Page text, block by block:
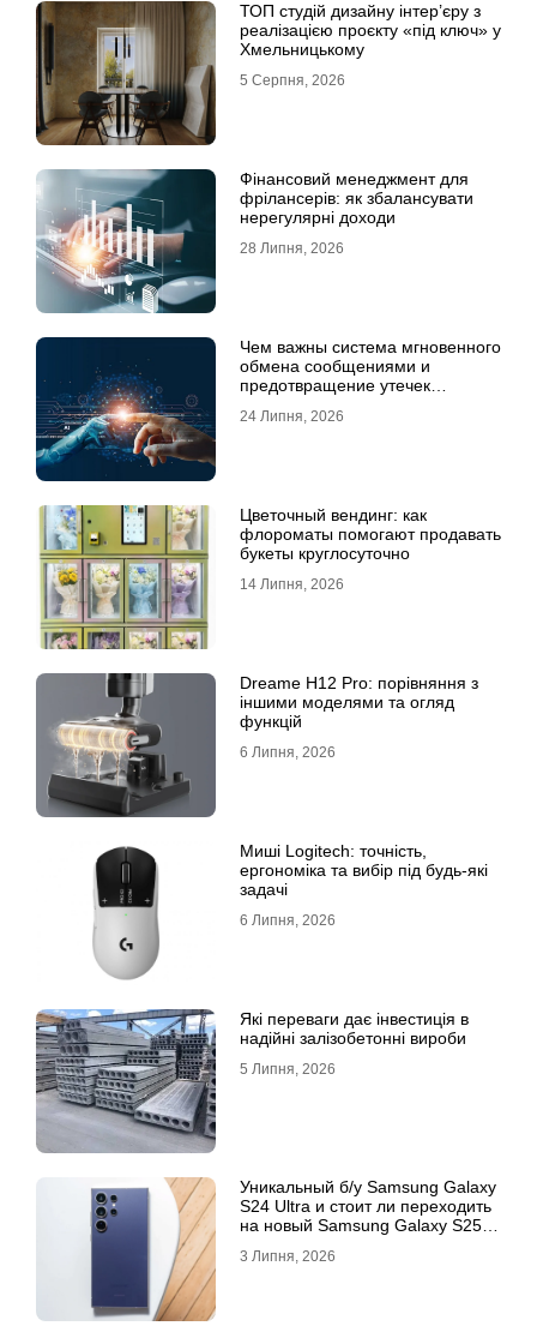
ТОП студій дизайну інтер’єру з
реалізацією проєкту «під ключ» у
Хмельницькому
5 Серпня, 2026
Фінансовий менеджмент для
фрілансерів: як збалансувати
нерегулярні доходи
28 Липня, 2026
Чем важны система мгновенного
обмена сообщениями и
предотвращение утечек
24 Липня, 2026
Цветочный вендинг: как
флороматы помогают продавать
букеты круглосуточно
14 Липня, 2026
Dreame H12 Pro: порівняння з
іншими моделями та огляд
функцій
6 Липня, 2026
Миші Logitech: точність,
ергономіка та вибір під будь-які
задачі
6 Липня, 2026
Які переваги дає інвестиція в
надійні залізобетонні вироби
5 Липня, 2026
Уникальный б/у Samsung Galaxy
S24 Ultra и стоит ли переходить
на новый Samsung Galaxy S25
3 Липня, 2026